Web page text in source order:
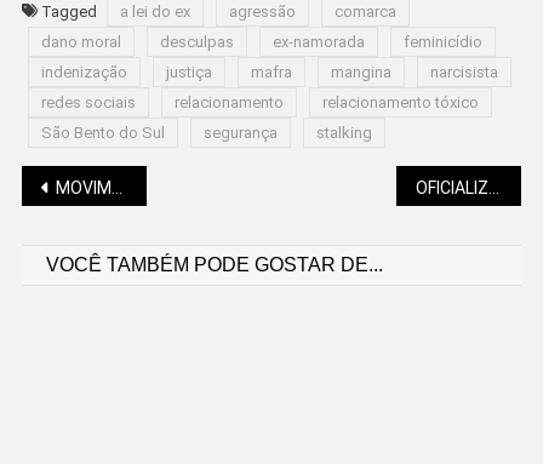
Tagged a lei do ex agressão
comarca
dano moral
desculpas ex-namorada
feminicídio
indenização
justiça mafra mangina
narcisista
redes sociais
relacionamento
relacionamento tóxico
São Bento do Sul
segurança stalking
Navegação
MOVIMENTAÇÃO NO PORTO DE SÃO FRANCISCO BATE RECORDE OFICIALIZADOS R$ 7,3 BILHÕES PARA O PISO DA ENFERMAGEM
VOCÊ TAMBÉM PODE GOSTAR DE...